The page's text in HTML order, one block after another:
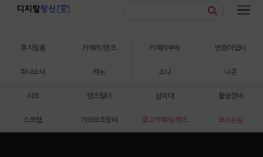
후지필름 카메라/렌즈 카메라부속 변환어댑터
파나소닉 캐논 소니 니콘
리코 렌즈필터 삼각대 촬영장비
스트랩 기타보조장비 중고카메라/렌즈 오시는길